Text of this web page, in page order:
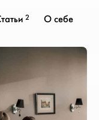
2 О себе